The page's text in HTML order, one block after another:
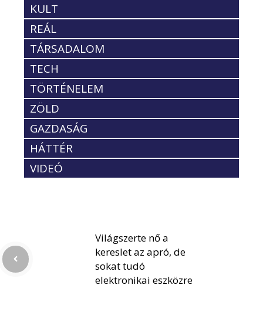
KULT
REÁL
TÁRSADALOM
TECH
TÖRTÉNELEM
ZÖLD
GAZDASÁG
HÁTTÉR
VIDEÓ
Világszerte nő a
kereslet az apró, de
sokat tudó
elektronikai eszközre